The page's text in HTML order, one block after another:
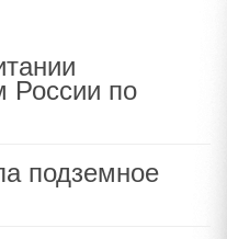
России по
подземное